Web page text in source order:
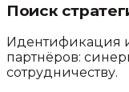
Поиск
Идентификация
партнёров:
сотрудничеству.